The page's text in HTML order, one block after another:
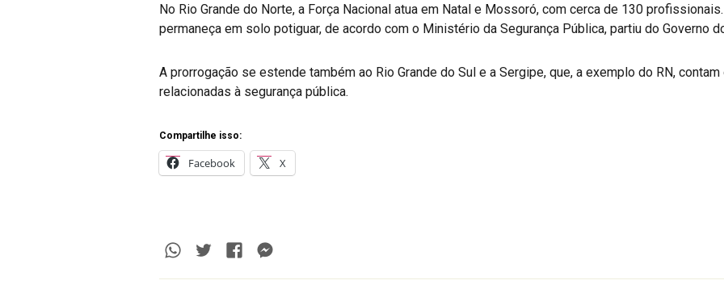
No Rio Grande do Norte, a Força Nacional atua em Natal e Mossoró, com cerca de 130
permaneça em solo potiguar, de acordo com o Ministério da Segurança Pública, partiu do Governo
A prorrogação se estende também ao Rio Grande do Sul e a Sergipe, que, a exemplo do RN,
relacionadas à segurança pública.
Compartilhe isso:
Facebook X
Whatsapp
TwitterFacebook